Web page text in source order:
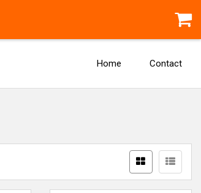
Home Contact